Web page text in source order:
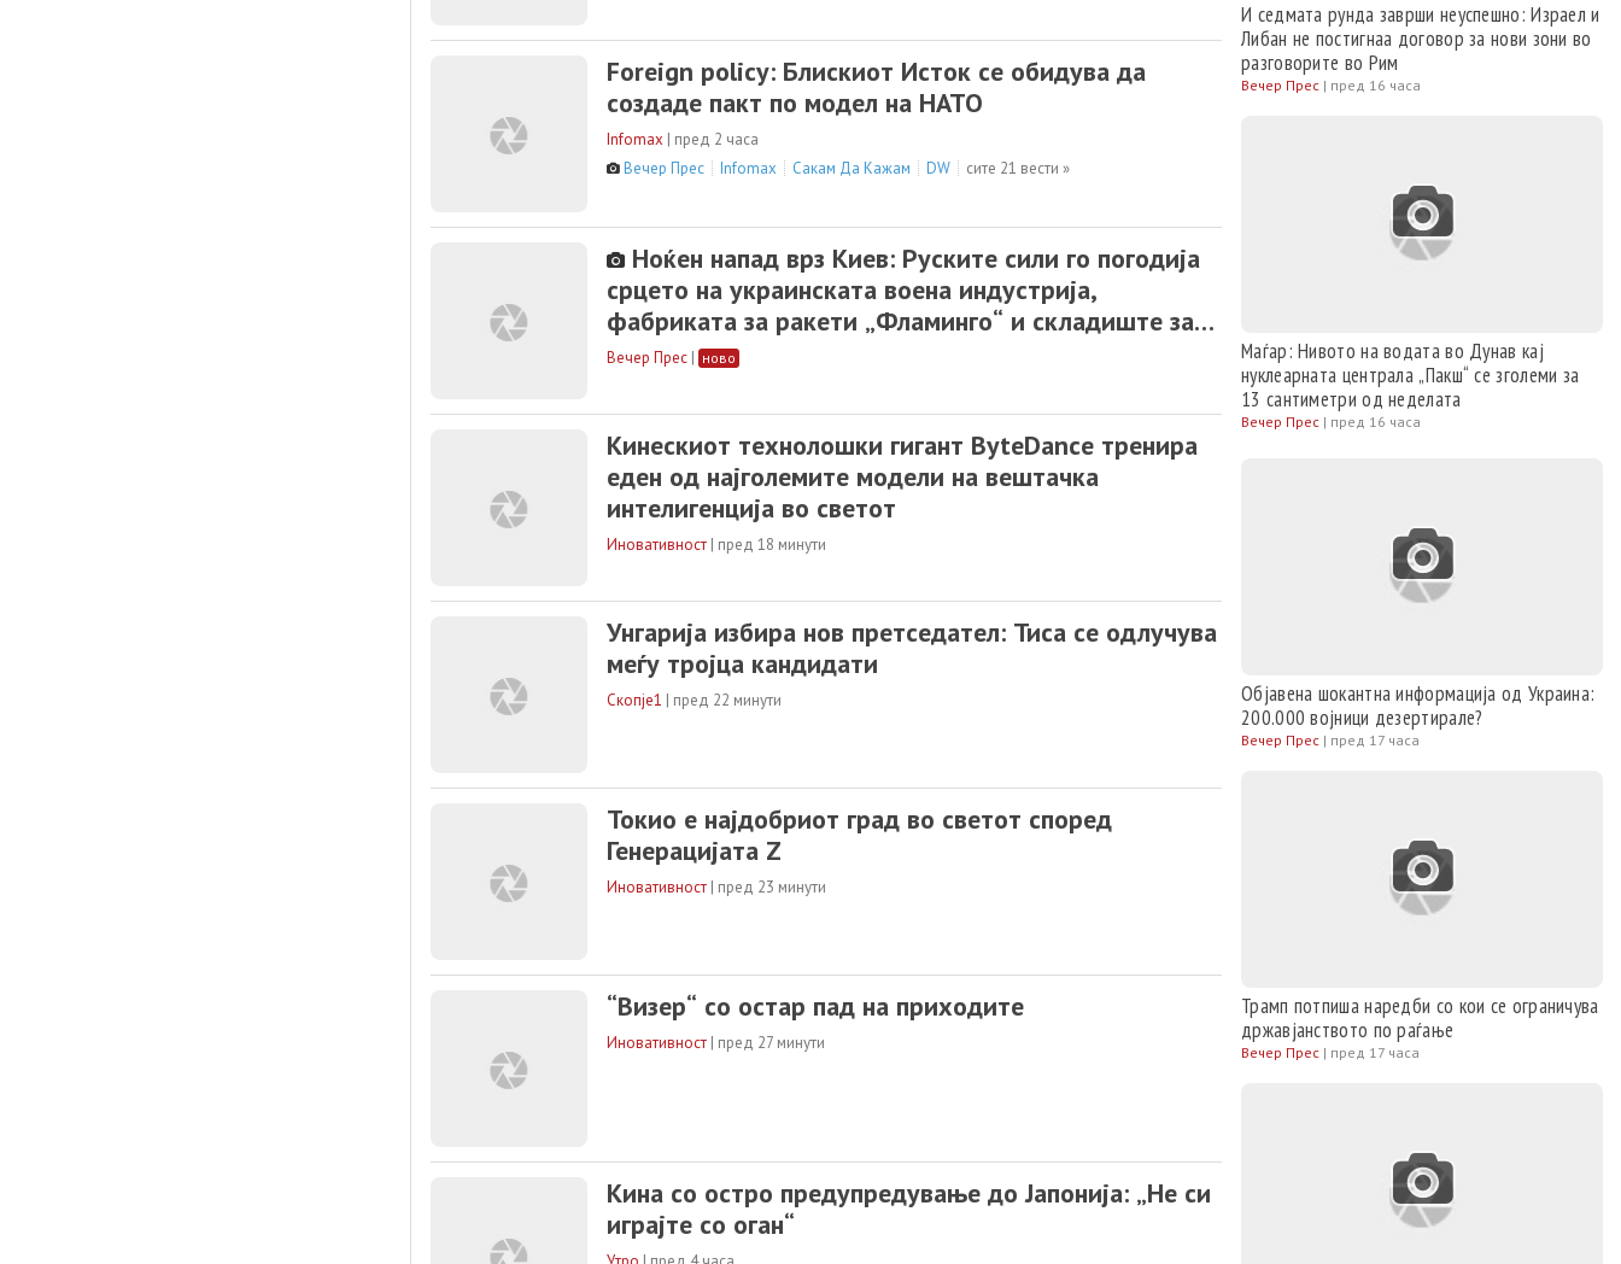
Foreign policy: Блискиот Исток се обидува да
создаде пакт по модел на НАТО
Infomax | пред 2 часа
Вечер Прес
Infomax Сакам Да Кажам DW сите 21 вести »
Ноќен напад врз Киев: Руските сили го погодија
срцето на украинската воена индустрија,
фабриката за ракети „Фламинго“ и складиште за
гориво
Вечер Прес | ново
Кинескиот технолошки гигант ByteDance тренира
еден од најголемите модели на вештачка
интелигенција во светот
Иновативност | пред 18 минути
Унгарија избира нов претседател: Тиса се одлучува
меѓу тројца кандидати
Скопје1 | пред 22 минути
Токио е најдобриот град во светот според
Генерацијата Z
Иновативност | пред 23 минути
“Визер“ со остар пад на приходите
Иновативност | пред 27 минути
Кина со остро предупредување до Јапонија: „Не си
играјте со оган“
И седмата рунда заврши неуспешно: Израел и
Либан не постигнаа договор за нови зони во
разговорите во Рим
Вечер Прес | пред 16 часа
Маѓар: Нивото на водата во Дунав кај
нуклеарната централа „Пакш“ се зголеми за
13 сантиметри од неделата
Вечер Прес | пред 16 часа
Објавена шокантна информација од Украина:
200.000 војници дезертирале?
Вечер Прес | пред 17 часа
Трамп потпиша наредби со кои се ограничува
државјанството по раѓање
Вечер Прес | пред 17 часа